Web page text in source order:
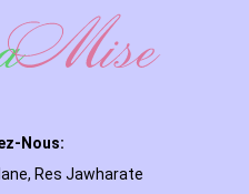
Nous:
Res Jawharate